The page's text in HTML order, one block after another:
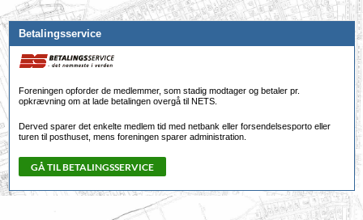
Betalingsservice
Foreningen opforder de medlemmer, som stadig modtager og betaler pr.
opkrævning om at lade betalingen overgå til NETS.
Derved sparer det enkelte medlem tid med netbank eller forsendelsesporto eller
turen til posthuset, mens foreningen sparer administration.
GÅ TIL BETALINGSSERVICE